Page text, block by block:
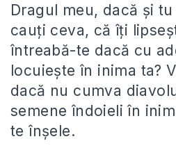
Dragul meu, dacă şi
cauţi ceva, că îţi
întreabă-te dacă cu
locuieşte în inima ta?
dacă nu cumva
semene îndoieli în
te înşele.